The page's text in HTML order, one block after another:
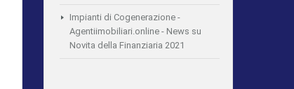
Impianti di Cogenerazione -
Agentiimobiliari.online - News su
Novita della Finanziaria 2021